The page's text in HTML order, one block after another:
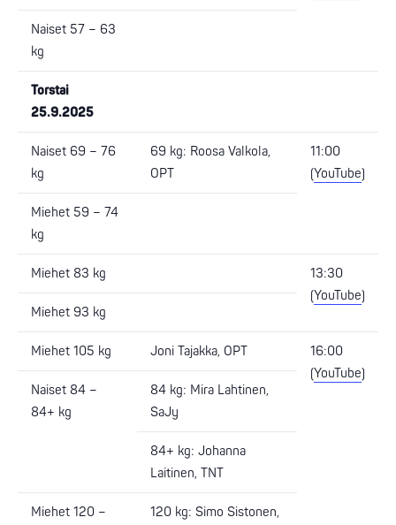
Naiset 57 – 63
kg
Torstai
25.9.2025
Naiset 69 – 76
kg
69 kg: Roosa Valkola,
OPT
11:00
(YouTube)
Miehet 59 – 74
kg
Miehet 83 kg
13:30
(YouTube)
Miehet 93 kg
Miehet 105 kg Joni Tajakka, OPT
16:00
(YouTube)
Naiset 84 –
84+ kg
84 kg: Mira Lahtinen,
SaJy
84+ kg: Johanna
Laitinen, TNT
Miehet 120 –
120 kg: Simo Sistonen,